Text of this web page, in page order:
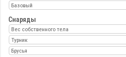
Базовый
Снаряды
Вес собственного тела
Турник
Брусья